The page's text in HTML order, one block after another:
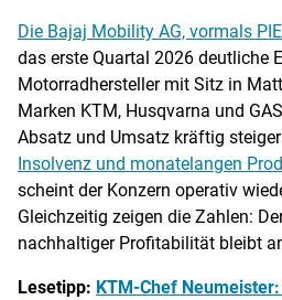
Die Bajaj Mobility AG, vormals
das erste Quartal 2026 deutliche
Motorradhersteller mit Sitz in
Marken KTM, Husqvarna und
Absatz und Umsatz kräftig
Insolvenz und monatelangen
scheint der Konzern operativ
Gleichzeitig zeigen die Zahlen:
nachhaltiger Profitabilität bleibt
Lesetipp: KTM-Chef